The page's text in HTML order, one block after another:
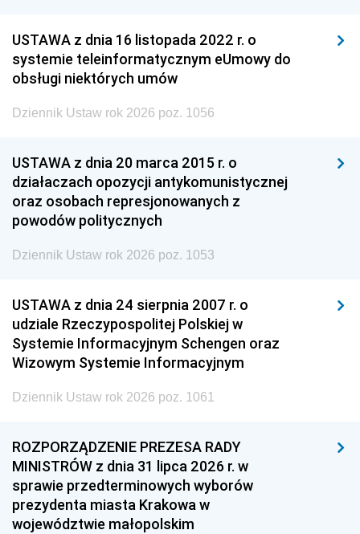
USTAWA z dnia 16 listopada 2022 r. o
systemie teleinformatycznym eUmowy do
obsługi niektórych umów
Dziennik Ustaw rok 2026 poz. 1056
USTAWA z dnia 20 marca 2015 r. o
działaczach opozycji antykomunistycznej
oraz osobach represjonowanych z
powodów politycznych
Dziennik Ustaw rok 2026 poz. 1053
USTAWA z dnia 24 sierpnia 2007 r. o
udziale Rzeczypospolitej Polskiej w
Systemie Informacyjnym Schengen oraz
Wizowym Systemie Informacyjnym
Dziennik Ustaw rok 2026 poz. 1061
ROZPORZĄDZENIE PREZESA RADY
MINISTRÓW z dnia 31 lipca 2026 r. w
sprawie przedterminowych wyborów
prezydenta miasta Krakowa w
województwie małopolskim